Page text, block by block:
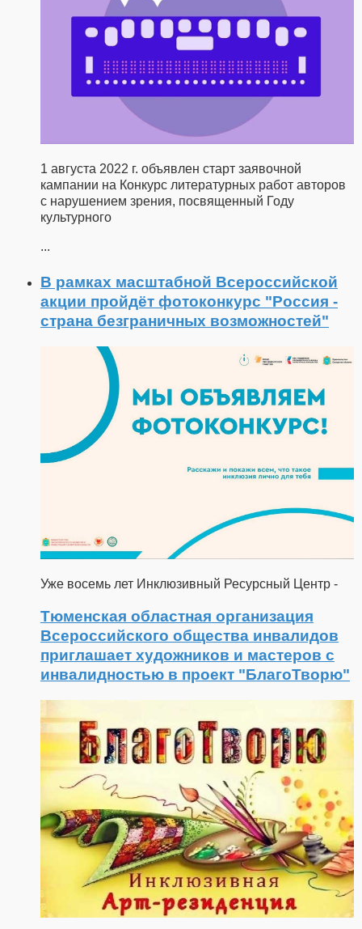
1 августа 2022 г. объявлен старт заявочной
кампании на Конкурс литературных работ авторов
с нарушением зрения, посвященный Году
культурного
...
В рамках масштабной Всероссийской
акции пройдёт фотоконкурс "Россия -
страна безграничных возможностей"
Уже восемь лет Инклюзивный Ресурсный Центр -
Тюменская областная организация
Всероссийского общества инвалидов
приглашает художников и мастеров с
инвалидностью в проект "БлагоТворю"